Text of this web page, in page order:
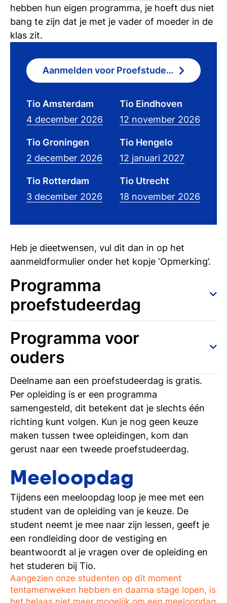
hebben hun eigen programma, je hoeft dus niet
bang te zijn dat je met je vader of moeder in de
klas zit.
Aanmelden voor Proefstudeerdag
Tio Amsterdam
4 december 2026
Tio Eindhoven
12 november 2026
Tio Groningen
2 december 2026
Tio Hengelo
12 januari 2027
Tio Rotterdam
3 december 2026
Tio Utrecht
18 november 2026
Heb je dieetwensen, vul dit dan in op het
aanmeldformulier onder het kopje ‘Opmerking’.
Programma
proefstudeerdag
de proefstudeerdag:
10:15u
10:30u
Ontvangst en centrale aftrap
Rondleiding
10:55u
Les 1
11:45u
Les 2
- Meet & greet met studenten
13:05u
Les 3
13:55u
Afsluitend drankje
Dit programma kan per vestiging afwijken. Na
aanmelding krijg je enkele dagen voor de
proefstudeerdag een programma toegestuurd
afgestemd op jouw voorkeuren.
Programma voor
ouders
Voor ouders is er een speciaal programma op
de proefstudeerdag. Want het is natuurlijk heel
leuk voor uw kind om te proeven aan het
studeren bij Tio en als ouder wilt u ook graag
weten waar uw kind terecht komt. Het
programma voor ouders loopt parallel aan de
dezelfde tijden van de lessen/pauzes aan.
Het programma voor ouders bestaat uit een
informatief deel met aanvullende informatie
over persoonlijke ontwikkeling & Tio en het
volgen van proeflessen. Mocht u als ouder mee
willen komen, dan kunt u dit aangeven in de
initiële aanmelding van uw kind
bij 'Mijn ouder(s)/verzorger(s) komen mee naar
de proefstudeerdag' aan te vinken.
Deelname aan een proefstudeerdag is gratis.
Per opleiding is er een programma
samengesteld, dit betekent dat je slechts één
richting kunt volgen. Kun je nog geen keuze
maken tussen twee opleidingen, kom dan
gerust naar een tweede proefstudeerdag.
Meeloopdag
Tijdens een meeloopdag loop je mee met een
student van de opleiding van je keuze. De
student neemt je mee naar zijn lessen, geeft je
een rondleiding door de vestiging en
beantwoordt al je vragen over de opleiding en
het studeren bij Tio.
Aangezien onze studenten op dit moment
tentamenweken hebben en daarna stage lopen, is